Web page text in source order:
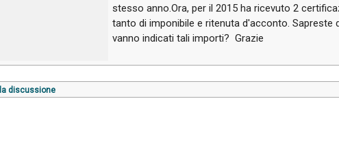
stesso anno.Ora, per il 2015 ha ricevuto 2
tanto di imponibile e ritenuta d'acconto. Sapreste
vanno indicati tali importi? Grazie
discussione